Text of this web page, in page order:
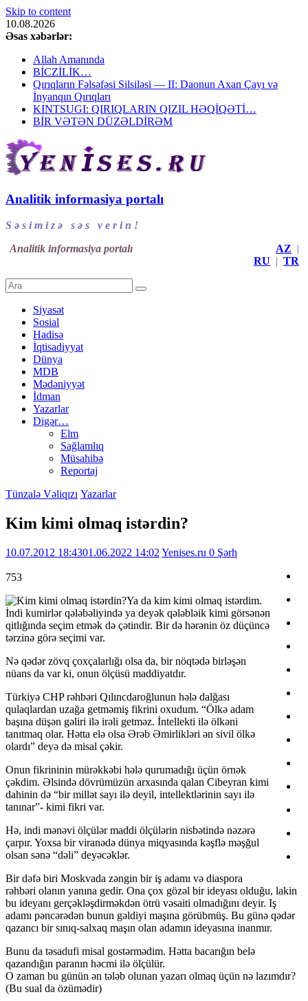
Skip to content
10.08.2026
Əsas xəbərlər:
Allah Amanında
BİCZİLİK…
Qırıqların Fəlsəfəsi Silsiləsi — II: Daonun Axan Çayı və
İnyanqın Qırıqları
KINTSUGI: QIRIQLARIN QIZIL HƏQİQƏTİ…
BİR VƏTƏN DÜZƏLDİRƏM
Analitik informasiya portalı
S ə s i m i z ə s ə s v e r i n !
Analitik informasiya portalı
AZ |
RU | TR
Siyasət
Sosial
Hadisə
İqtisadiyyat
Dünya
MDB
Mədəniyyət
İdman
Yazarlar
Digər…
Elm
Sağlamlıq
Müsahibə
Reportaj
Tünzalə Vəliqızı Yazarlar
Kim kimi olmaq istərdin?
10.07.2012 18:4301.06.2022 14:02 Yenises.ru 0 Şərh
753
Ya da kim kimi olmaq istərdim.
İndi kumirlər qələbəliyində ya deyək qələbləik kimi görsənən
qitlığında seçim etmək də çətindir. Bir də hərənin öz düçüncə
tərzinə görə seçimi var.
Nə qədər zövq çoxçalarlığı olsa da, bir nöqtədə birləşən
nüans da var ki, onun ölçüsü maddiyatdır.
Türkiyə СHP rəhbəri Qılıncdaroğlunun hələ dalğası
qulaqlardan uzağa getməmiş fikrini oxudum. “Ölkə adam
başına düşən gəliri ilə irəli getməz. İntellekti ilə ölkəni
tanıtmaq olar. Hətta elə olsa Ərəb Əmirlikləri ən sivil ölkə
olardı” deyə də misal çəkir.
Onun fikrininin mürəkkəbi hələ qurumadığı üçün örnək
çəkdim. Əlsində dövrümüzün arxasında qalan Cibeyran kimi
dahinin də “bir millət sayı ilə deyil, intellektlərinin sayı ilə
tanınar”- kimi fikri var.
Hə, indi mənəvi ölçülər maddi ölçülərin nisbətində nəzərə
çarpır. Yoxsa bir viranədə dünya miqyasında kəşflə məşğul
olsan sənə “dəli” deyəcəklər.
Bir dəfə biri Moskvada zəngin bir iş adamı və diaspora
rəhbəri olanın yanına gedir. Ona çox gözəl bir ideyası olduğu, lakin
bu ideyanı gerçəkləşdirməkdən ötrü vəsaiti olmadığını deyir. Iş
adamı pəncərədən bunun gəldiyi maşına görübmüş. Bu günə qədər
qazancı bir sınıq-salxaq maşın olan adamın ideyasına inanmır.
Bunu da təsadufi misal gostərmədim. Hətta bacarığın belə
qazandığın paranın həcmi ilə ölçülür.
O zaman bu günün ən tələb olunan yazarı olmaq üçün nə lazımdır?
(Bu sual da özümədir)